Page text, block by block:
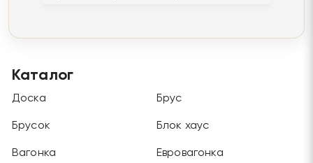
Каталог
Доска Брус
Брусок Блок хаус
Вагонка Евровагонка